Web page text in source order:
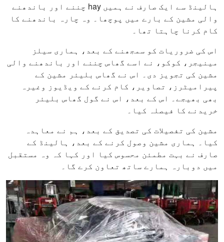
ہالینڈ سے ایک صارف نے ہمیں hay چننے اور باندھنے
والی مشین کے بارے میں پوچھا۔ وہ چارہ باندھنے کا
کام کرنا چاہتا تھا۔
اس کی ضروریات کو سمجھنے کے بعد، ہماری سیلز
مینیجر، کوکو، نے اسے گھاس چننے اور باندھنے والی
مشین کی تجویز دی۔ اس نے گھاس بلیئر مشین کے
پیرامیٹرز، تصاویر، کام کرنے کے ویڈیوز وغیرہ
بھی بھیجے۔ اس کے بعد، اس نے گول گھاس بلیئر
خریدنے کا فیصلہ کیا۔
مشین کی تفصیلات کی تصدیق کے بعد، ہم نے معاہدہ
کیا۔ ہماری مشین وصول کرنے کے بعد، ہالینڈ کے
صارف نے بہت مطمئن محسوس کیا اور کہا کہ وہ مستقبل
میں دوبارہ ہمارے ساتھ تعاون کرے گا۔